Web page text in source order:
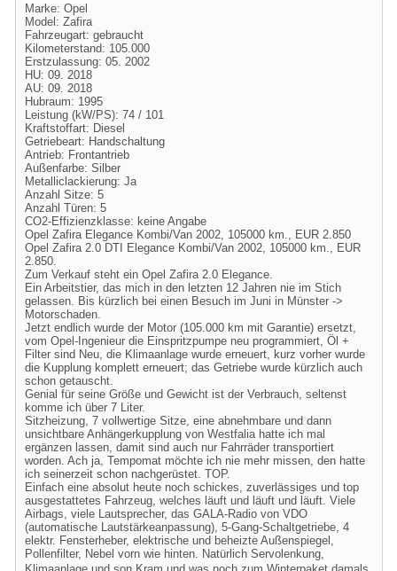
Marke: Opel
Model: Zafira
Fahrzeugart: gebraucht
Kilometerstand: 105.000
Erstzulassung: 05. 2002
HU: 09. 2018
AU: 09. 2018
Hubraum: 1995
Leistung (kW/PS): 74 / 101
Kraftstoffart: Diesel
Getriebeart: Handschaltung
Antrieb: Frontantrieb
Außenfarbe: Silber
Metalliclackierung: Ja
Anzahl Sitze: 5
Anzahl Türen: 5
CO2-Effizienzklasse: keine Angabe
Opel Zafira Elegance Kombi/Van 2002, 105000 km., EUR 2.850
Opel Zafira 2.0 DTI Elegance Kombi/Van 2002, 105000 km., EUR
2.850.
Zum Verkauf steht ein Opel Zafira 2.0 Elegance.
Ein Arbeitstier, das mich in den letzten 12 Jahren nie im Stich
gelassen. Bis kürzlich bei einen Besuch im Juni in Münster ->
Motorschaden.
Jetzt endlich wurde der Motor (105.000 km mit Garantie) ersetzt,
vom Opel-Ingenieur die Einspritzpumpe neu programmiert, Öl +
Filter sind Neu, die Klimaanlage wurde erneuert, kurz vorher wurde
die Kupplung komplett erneuert; das Getriebe wurde kürzlich auch
schon getauscht.
Genial für seine Größe und Gewicht ist der Verbrauch, seltenst
komme ich über 7 Liter.
Sitzheizung, 7 vollwertige Sitze, eine abnehmbare und dann
unsichtbare Anhängerkupplung von Westfalia hatte ich mal
ergänzen lassen, damit sind auch nur Fahrräder transportiert
worden. Ach ja, Tempomat möchte ich nie mehr missen, den hatte
ich seinerzeit schon nachgerüstet. TOP.
Einfach eine absolut heute noch schickes, zuverlässiges und top
ausgestattetes Fahrzeug, welches läuft und läuft und läuft. Viele
Airbags, viele Lautsprecher, das GALA-Radio von VDO
(automatische Lautstärkeanpassung), 5-Gang-Schaltgetriebe, 4
elektr. Fensterheber, elektrische und beheizte Außenspiegel,
Pollenfilter, Nebel vorn wie hinten. Natürlich Servolenkung,
Klimaanlage und son Kram und was noch zum Winterpaket damals